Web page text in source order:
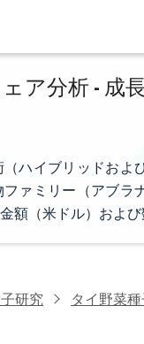
ア分析 - 成
ハイブリッドお
ァミリー（アブラ
額（米ドル）およ
研究 タイ野菜